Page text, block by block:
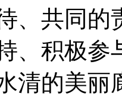
、共同的
、积极参
清的美丽